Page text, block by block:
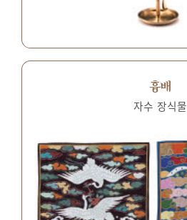
흉배
자수 장식물